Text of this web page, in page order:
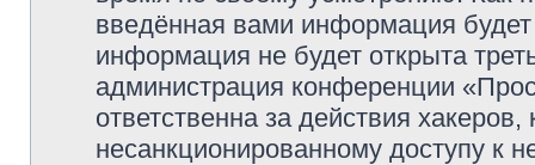
введённая вами информация
информация не будет открыта
администрация конференции
ответственна за действия
несанкционированному доступу к